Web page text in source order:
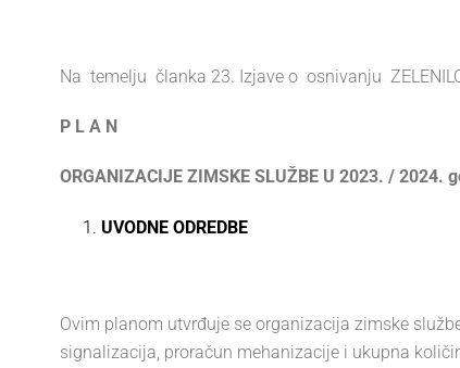
Na temelju članka 23. Izjave o osnivanju
P L A N
ORGANIZACIJE ZIMSKE SLUŽBE U 2023. / 2024.
UVODNE ODREDBE
Ovim planom utvrđuje se organizacija zimske
signalizacija, proračun mehanizacije i ukupna